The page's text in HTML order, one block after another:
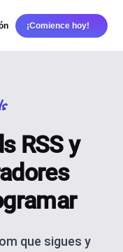
¡Comience hoy!
RSS y
que sigues y